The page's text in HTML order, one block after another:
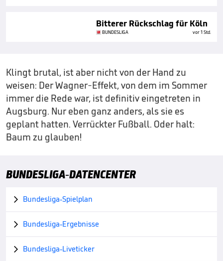
Bitterer Rückschlag für Köln
BUNDESLIGA vor 1 Std.
Klingt brutal, ist aber nicht von der Hand zu
weisen: Der Wagner-Effekt, von dem im Sommer
immer die Rede war, ist definitiv eingetreten in
Augsburg. Nur eben ganz anders, als sie es
geplant hatten. Verrückter Fußball. Oder halt:
Baum zu glauben!
BUNDESLIGA-DATENCENTER
 Bundesliga-Spielplan
 Bundesliga-Ergebnisse
 Bundesliga-Liveticker